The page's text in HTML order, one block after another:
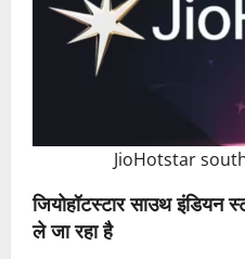
JioHotstar
जियोहॉटस्टार साउथ इंडियन
ले जा रहा है